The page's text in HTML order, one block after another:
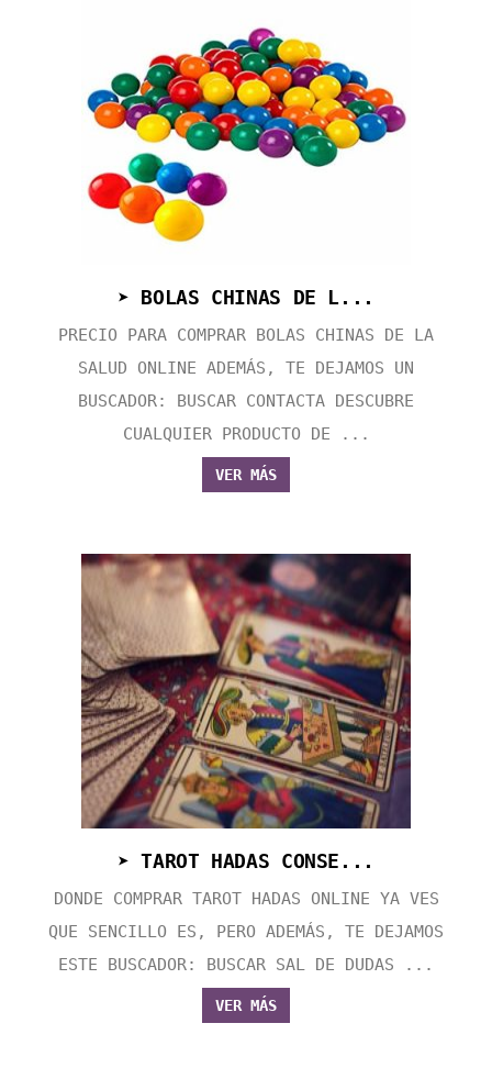
➤ BOLAS CHINAS DE L...
PRECIO PARA COMPRAR BOLAS CHINAS DE LA
SALUD ONLINE ADEMÁS, TE DEJAMOS UN
BUSCADOR: BUSCAR CONTACTA DESCUBRE
CUALQUIER PRODUCTO DE ...
VER MÁS
➤ TAROT HADAS CONSE...
DONDE COMPRAR TAROT HADAS ONLINE YA VES
QUE SENCILLO ES, PERO ADEMÁS, TE DEJAMOS
ESTE BUSCADOR: BUSCAR SAL DE DUDAS ...
VER MÁS